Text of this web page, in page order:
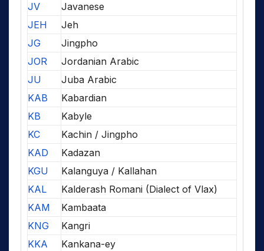
JV
Javanese
JEH
Jeh
JG
Jingpho
JOR
Jordanian Arabic
JU
Juba Arabic
KAB
Kabardian
KB
Kabyle
KC
Kachin / Jingpho
KAD
Kadazan
KGU
Kalanguya / Kallahan
KAL
Kalderash Romani (Dialect of Vlax)
KAM
Kambaata
KNG
Kangri
KKA
Kankana-ey